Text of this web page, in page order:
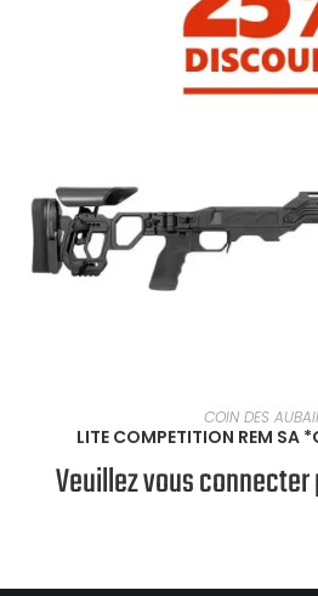
SÉLECTIONNER
COIN DES
LITE COMPETITION REM SA
Veuillez vous